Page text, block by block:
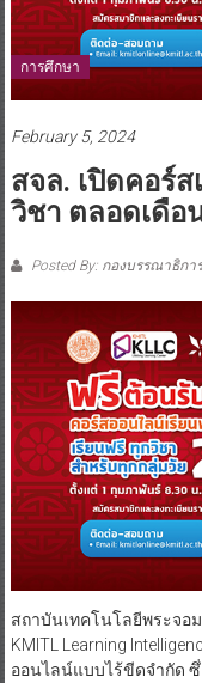
การศึกษา
February 5, 2024
สจล. เปิดคอร์
วิชา ตลอดเดือ
Posted By: กองบรรณาธิกา
สถาบันเทคโนโลยีพระจอ
KMITL Learning
ออนไลน์แบบไร้ขีดจำกัด